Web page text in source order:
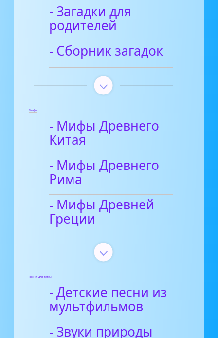
- Загадки для
родителей
- Сборник загадок
Мифы
- Мифы Древнего
Китая
- Мифы Древнего
Рима
- Мифы Древней
Греции
Песни для детей
- Детские песни из
мультфильмов
- Звуки природы